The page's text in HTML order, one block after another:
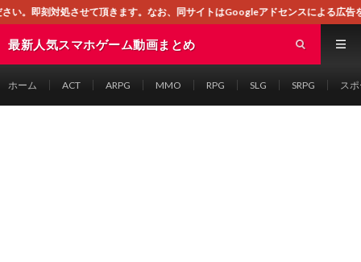
きます。なお、同サイトはGoogleアドセンスによる広告を掲載しております。
最新人気スマホゲーム動画まとめ
ホーム ACT ARPG MMO RPG SLG SRPG ス